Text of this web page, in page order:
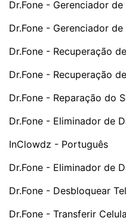
Dr.Fone - Gerenciador de
Dr.Fone - Gerenciador
Dr.Fone - Recuperação
Dr.Fone - Recuperação
Dr.Fone - Reparação do
Dr.Fone - Eliminador de
InClowdz - Português
Dr.Fone - Eliminador de
Dr.Fone - Desbloquear
Dr.Fone - Transferir